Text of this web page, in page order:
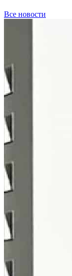
Все новости